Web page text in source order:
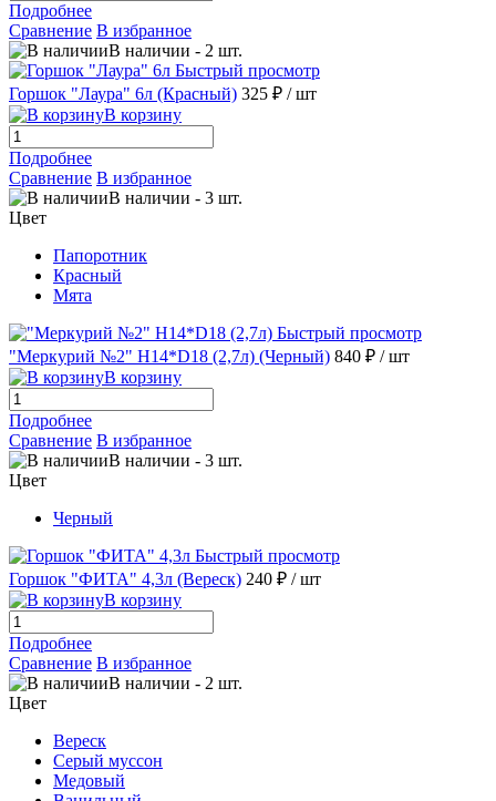
Подробнее
Сравнение В избранное
В наличии - 2 шт.
Быстрый просмотр
Горшок "Лаура" 6л (Красный) 325 ₽ / шт
В корзину
Подробнее
Сравнение В избранное
В наличии - 3 шт.
Цвет
Папоротник
Красный
Мята
Быстрый просмотр
"Меркурий №2" H14*D18 (2,7л) (Черный) 840 ₽ / шт
В корзину
Подробнее
Сравнение В избранное
В наличии - 3 шт.
Цвет
Черный
Быстрый просмотр
Горшок "ФИТА" 4,3л (Вереск) 240 ₽ / шт
В корзину
Подробнее
Сравнение В избранное
В наличии - 2 шт.
Цвет
Вереск
Серый муссон
Медовый